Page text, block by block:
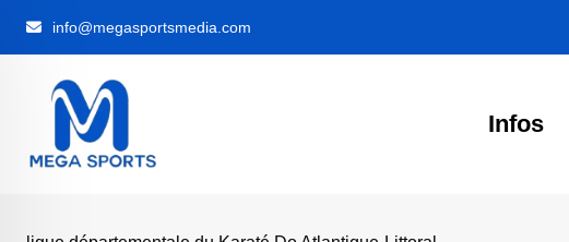
info@megasportsmedia.com
Infos